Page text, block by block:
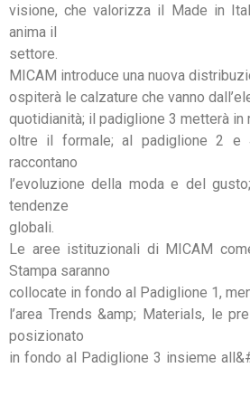
visione, che valorizza il Made in
anima il
settore.
MICAM introduce una nuova
ospiterà le calzature che vanno
quotidianità; il padiglione 3 metterà
oltre il formale; al padiglione 2 e
raccontano
l’evoluzione della moda e del
tendenze
globali.
Le aree istituzionali di MICAM
Stampa saranno
collocate in fondo al Padiglione 1,
l’area Trends &amp; Materials, le
posizionato
in fondo al Padiglione 3 insieme